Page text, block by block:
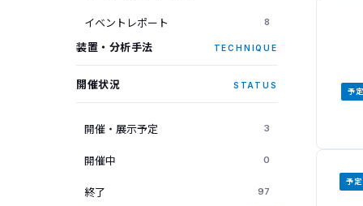
イベントレポート 8
装置・分析手法 TECHNIQUE
開催状況 STATUS
開催・展示予定 3
開催中 0
終了 97
予定
予定